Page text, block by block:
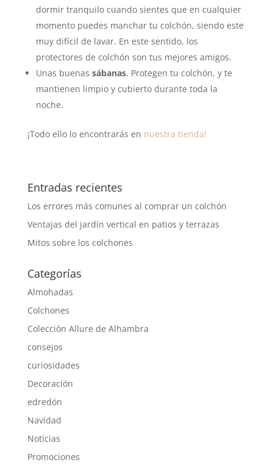
dormir tranquilo cuando sientes que en cualquier
momento puedes manchar tu colchón, siendo este
muy difícil de lavar. En este sentido, los
protectores de colchón son tus mejores amigos.
Unas buenas sábanas. Protegen tu colchón, y te
mantienen limpio y cubierto durante toda la
noche.
¡Todo ello lo encontrarás en nuestra tienda!
Entradas recientes
Los errores más comunes al comprar un colchón
Ventajas del jardín vertical en patios y terrazas
Mitos sobre los colchones
Categorías
Almohadas
Colchones
Colección Allure de Alhambra
consejos
curiosidades
Decoración
edredón
Navidad
Noticias
Promociones